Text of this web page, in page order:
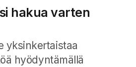
hakua varten
yksinkertaistaa
hyödyntämällä